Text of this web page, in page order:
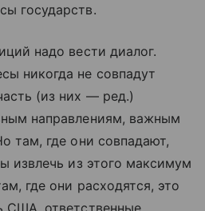
государств.
надо вести диалог.
никогда не совпадут
(из них — ред.)
направлениям, важным
там, где они совпадают,
извлечь из этого максимум
где они расходятся, это
США, ответственные